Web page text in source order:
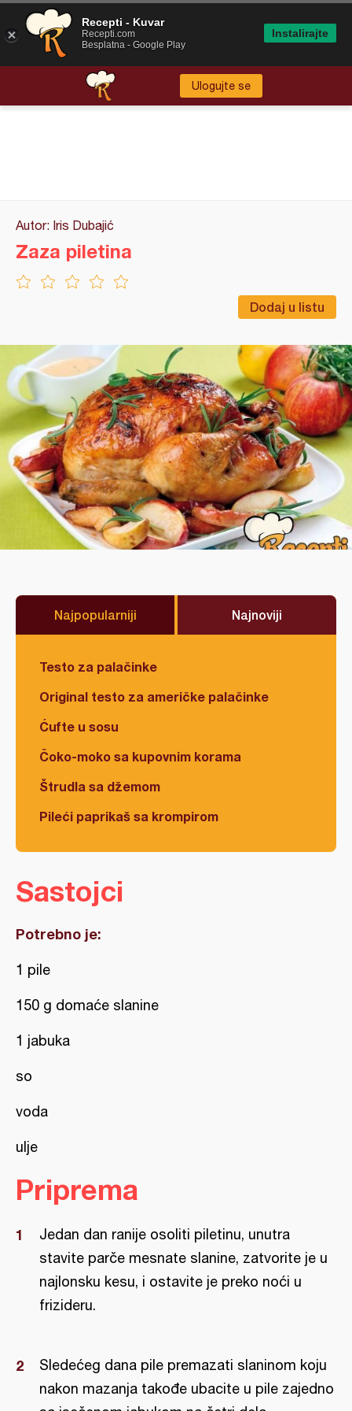
Ulogujte se
Autor: Iris Dubajić
Dodaj u listu
Zaza piletina
Najpopularniji Najnoviji
Testo za palačinke
Original testo za američke palačinke
Ćufte u sosu
Čoko-moko sa kupovnim korama
Štrudla sa džemom
Pileći paprikaš sa krompirom
Sastojci
Potrebno je:
1 pile
150 g domaće slanine
1 jabuka
so
voda
ulje
Priprema
Jedan dan ranije osoliti piletinu, unutra
stavite parče mesnate slanine, zatvorite je u
najlonsku kesu, i ostavite je preko noći u
frizideru.
Sledećeg dana pile premazati slaninom koju
nakon mazanja takođe ubacite u pile zajedno
Recepti - Kuvar
Recepti.com
Besplatna - Google Play
Instalirajte